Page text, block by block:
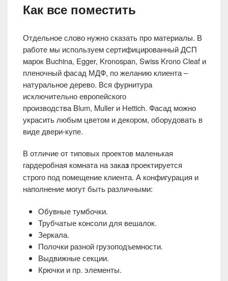
Как все поместить
Отдельное слово нужно сказать про материалы. В
работе мы используем сертифицированный ДСП
марок Buchina, Egger, Kronospan, Swiss Krono Cleaf и
пленочный фасад МДФ, по желанию клиента –
натуральное дерево. Вся фурнитура
исключительно европейского
производства Blum, Muller и Hettich. Фасад можно
украсить любым цветом и декором, оборудовать в
виде двери-купе.
В отличие от типовых проектов маленькая
гардеробная комната на заказ проектируется
строго под помещение клиента. А конфигурация и
наполнение могут быть различными:
Обувные тумбочки.
Трубчатые консоли для вешалок.
Зеркала.
Полочки разной грузоподъемности.
Выдвижные секции.
Крючки и пр. элементы.